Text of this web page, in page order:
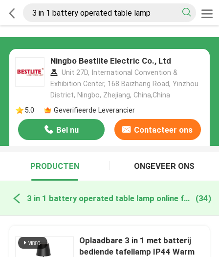
Ningbo Bestlite Electric Co., Ltd
Unit 27D, International Convention &
Exhibition Center, 168 Baizhang Road, Yinzhou
District, Ningbo, Zhejiang, China,China
5.0
Geverifieerde Leverancier
Bel nu Contacteer ons
PRODUCTEN ONGEVEER ONS
3 in 1 battery operated table lamp online fabricage (34)
Oplaadbare 3 in 1 met batterij
bediende tafellamp IP44 Warm